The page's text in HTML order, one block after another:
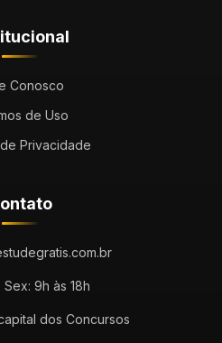
Conosco
de Uso
Privacidade
9h às 18h
dos Concursos